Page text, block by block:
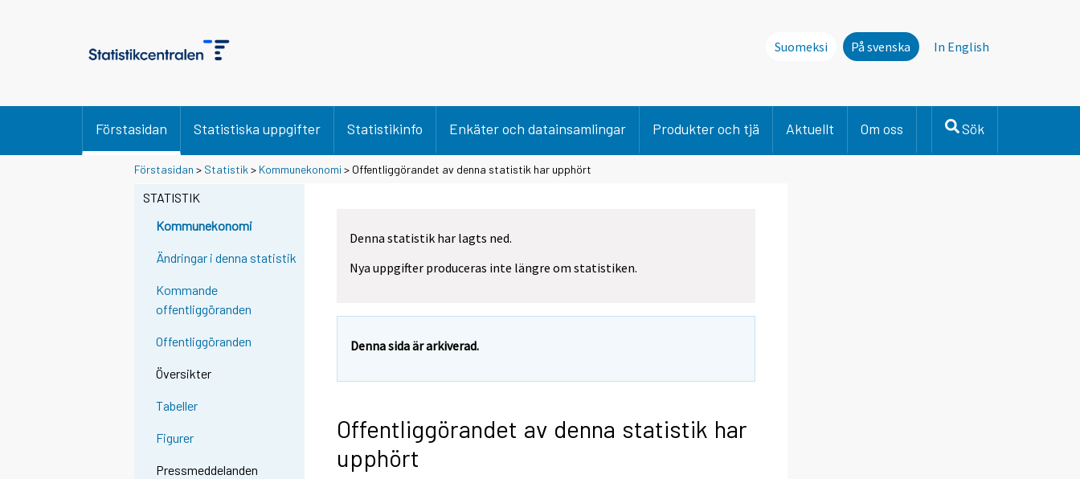
Suomeksi På svenska In English
Förstasidan Statistiska uppgifter Statistikinfo Enkäter och datainsamlingar Produkter och tjä Aktuellt Om oss Sök
Förstasidan > Statistik > Kommunekonomi > Offentliggörandet av denna statistik har upphört
STATISTIK
Kommunekonomi
Ändringar i denna statistik
Kommande
offentliggöranden
Offentliggöranden
Översikter
Tabeller
Figurer
Pressmeddelanden
Denna statistik har lagts ned.
Nya uppgifter produceras inte längre om statistiken.
Denna sida är arkiverad.
Offentliggörandet av denna statistik har
upphört